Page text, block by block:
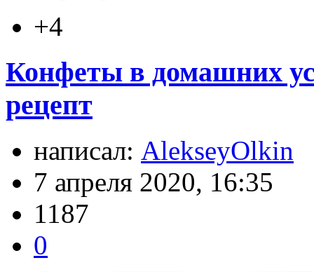
+4
Конфеты в домашних
рецепт
написал: AlekseyOlkin
7 апреля 2020, 16:35
1187
0